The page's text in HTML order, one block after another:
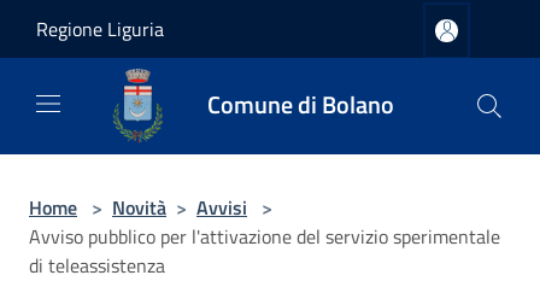
Regione Liguria
Comune di Bolano
Home > Novità > Avvisi >
Avviso pubblico per l'attivazione del servizio sperimentale
di teleassistenza